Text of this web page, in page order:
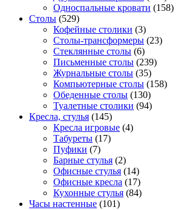
Односпальные кровати (158)
Столы (529)
Кофейные столики (3)
Столы-трансформеры (23)
Стеклянные столы (6)
Письменные столы (239)
Журнальные столы (35)
Компьютерные столы (158)
Обеденные столы (130)
Туалетные столики (94)
Кресла, стулья (145)
Кресла игровые (4)
Табуреты (17)
Пуфики (7)
Барные стулья (2)
Офисные стулья (14)
Офисные кресла (17)
Кухонные стулья (84)
Часы настенные (101)